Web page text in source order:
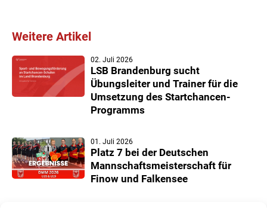
Weitere Artikel
LSB Brandenburg sucht
Übungsleiter und Trainer für die
Umsetzung des Startchancen-
Programms
02. Juli 2026
Platz 7 bei der Deutschen
Mannschaftsmeisterschaft für
Finow und Falkensee
01. Juli 2026